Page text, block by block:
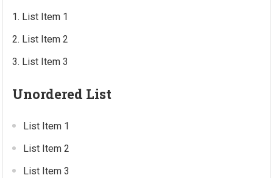
List Item 1
List Item 2
List Item 3
Unordered List
List Item 1
List Item 2
List Item 3